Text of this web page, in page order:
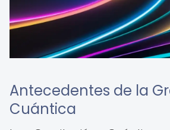
Antecedentes de la
Cuántica